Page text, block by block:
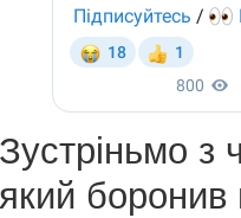
Зустріньмо з
який